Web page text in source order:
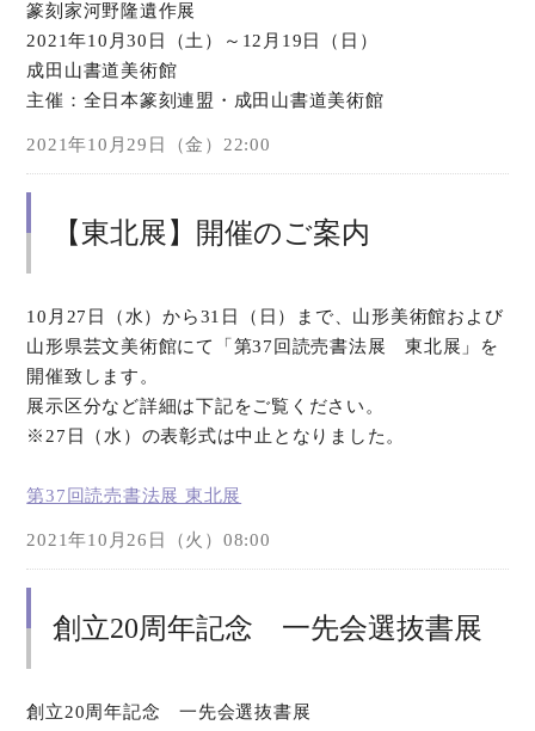
篆刻家河野隆遺作展
2021年10月30日（土）～12月19日（日）
成田山書道美術館
主催：全日本篆刻連盟・成田山書道美術館
2021年10月29日（金）22:00
【東北展】開催のご案内
10月27日（水）から31日（日）まで、山形美術館および
山形県芸文美術館にて「第37回読売書法展 東北展」を
開催致します。
展示区分など詳細は下記をご覧ください。
※27日（水）の表彰式は中止となりました。
第37回読売書法展 東北展
2021年10月26日（火）08:00
創立20周年記念 一先会選抜書展
創立20周年記念 一先会選抜書展
デジタルアーカイブ
オンラインショップ